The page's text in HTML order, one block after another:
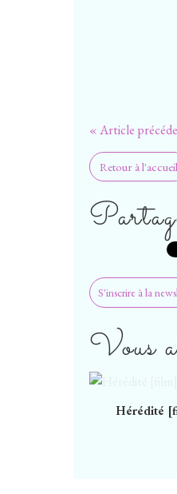
« Article
Retour à l'accueil
S'inscrire à la
Vous
Hérédité